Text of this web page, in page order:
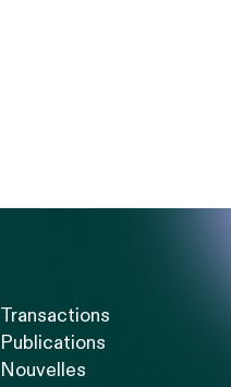
Transactions
Publications
Nouvelles